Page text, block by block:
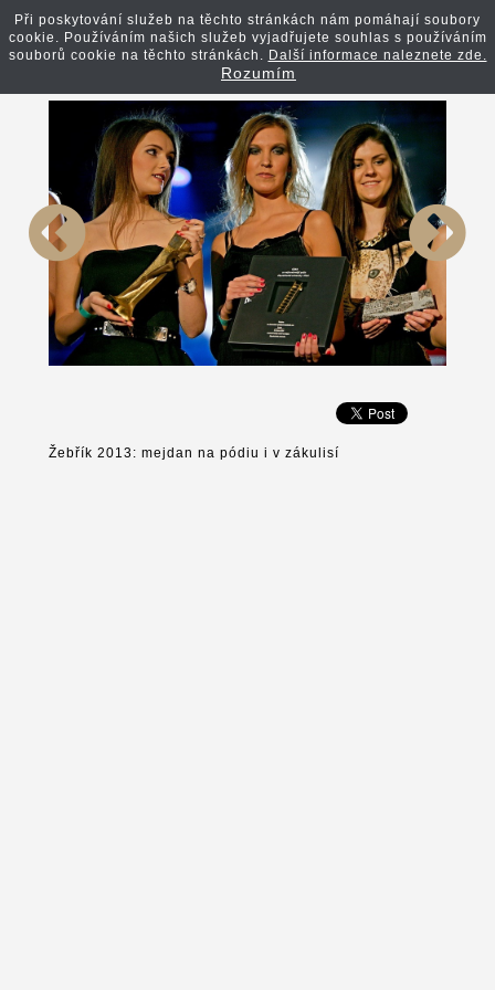
Zpět na článek
Žebřík 2013: mejdan na pódiu i v zákulisí
Při poskytování služeb na těchto stránkách nám pomáhají soubory
cookie. Používáním našich služeb vyjadřujete souhlas s používáním
souborů cookie na těchto stránkách. Další informace naleznete zde.
Rozumím